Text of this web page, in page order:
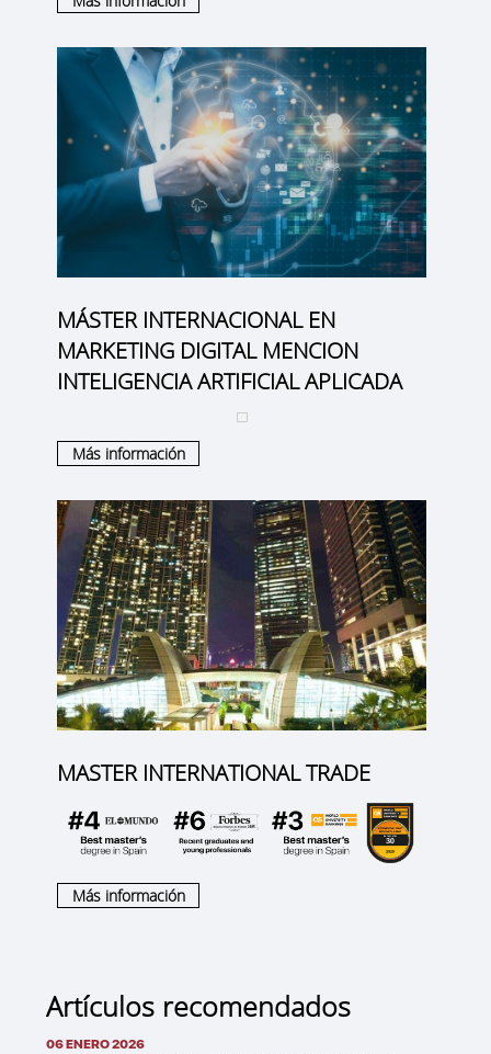
MÁSTER INTERNACIONAL EN
MARKETING DIGITAL MENCION
INTELIGENCIA ARTIFICIAL APLICADA
Más información
MASTER INTERNATIONAL TRADE
Más información
Artículos recomendados
06 ENERO 2026